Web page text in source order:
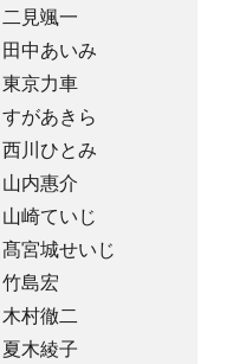
二見颯一
田中あいみ
東京力車
すがあきら
西川ひとみ
山内惠介
山崎ていじ
髙宮城せいじ
竹島宏
木村徹二
夏木綾子